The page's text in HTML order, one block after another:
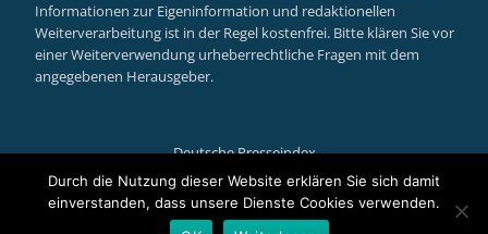
Informationen zur Eigeninformation und redaktionellen
Weiterverarbeitung ist in der Regel kostenfrei. Bitte klären Sie vor
einer Weiterverwendung urheberrechtliche Fragen mit dem
angegebenen Herausgeber.
Deutsche Presseindex
Secondary
Llorix One Litepowered by WordPress
Durch die Nutzung dieser Website erklären Sie sich damit
einverstanden, dass unsere Dienste Cookies verwenden.